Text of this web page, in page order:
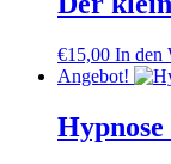
€15,00 In den
Angebot!